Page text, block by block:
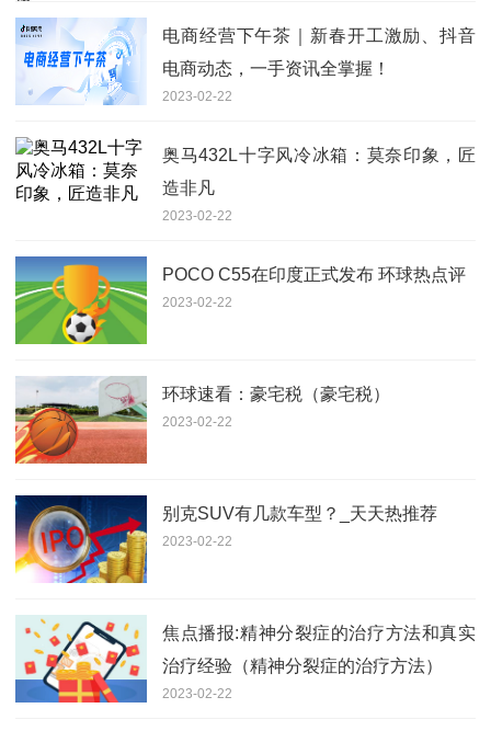
电商经营下午茶｜新春开工激励、抖音
电商动态，一手资讯全掌握！
2023-02-22
奥马432L十字风冷冰箱：莫奈印象，匠
造非凡
2023-02-22
POCO C55在印度正式发布 环球热点评
2023-02-22
环球速看：豪宅税（豪宅税）
2023-02-22
别克SUV有几款车型？_天天热推荐
2023-02-22
焦点播报:精神分裂症的治疗方法和真实
治疗经验（精神分裂症的治疗方法）
2023-02-22